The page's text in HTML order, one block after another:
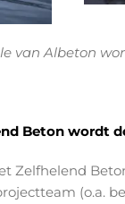
van Albeton
Beton wordt
Zelfhelend
(o.a.